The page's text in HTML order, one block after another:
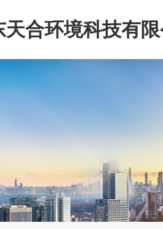
天合环境科技有